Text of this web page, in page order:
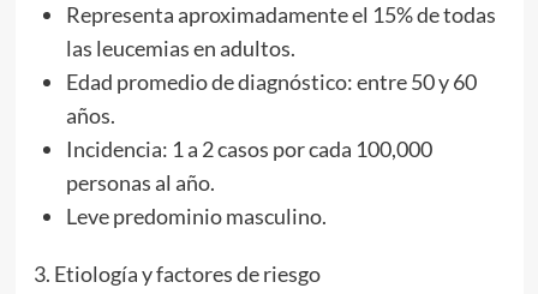
Representa aproximadamente el 15% de todas
las leucemias en adultos.
Edad promedio de diagnóstico: entre 50 y 60
años.
Incidencia: 1 a 2 casos por cada 100,000
personas al año.
Leve predominio masculino.
3. Etiología y factores de riesgo